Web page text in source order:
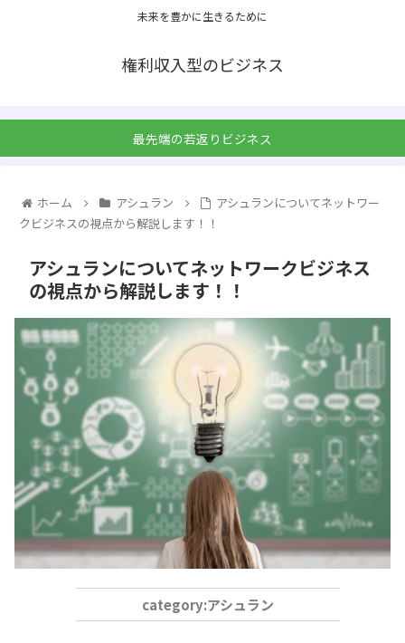
未来を豊かに生きるために
権利収入型のビジネス
最先端の若返りビジネス
ホーム アシュラン
アシュランについてネットワー
クビジネスの視点から解説します！！
アシュランについてネットワークビジネス
の視点から解説します！！
アシュラン